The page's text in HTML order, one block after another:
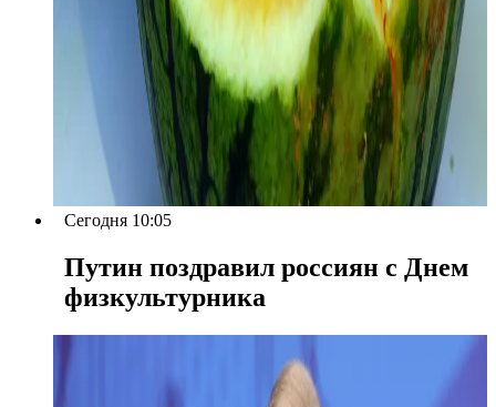
Сегодня 10:05
Путин поздравил россиян с Днем
физкультурника